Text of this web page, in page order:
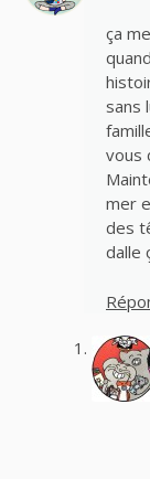
ça
sans
vous
mer
des
dalle